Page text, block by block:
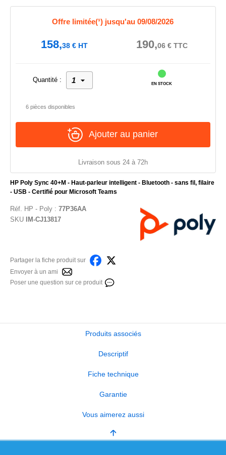
HP Poly Sync 40+M - Haut-parleur intelligent - Bluetooth - sans fil, filaire
- USB - Certifié pour Microsoft Teams
Réf. HP - Poly: 77P36AA
SKU
IM-CJ13817
Partager la fiche produit sur
Envoyer à un ami
Poser une question sur ce produit
Offre limitée(¹) jusqu'au 09/08/2026
158,38€HT 190,06€TTC
Quantité :
EN STOCK
6 pièces disponibles
Ajouter au panier
Livraison sous 24 à 72h
Produits associés
Descriptif
Fiche technique
Garantie
Vous aimerez aussi